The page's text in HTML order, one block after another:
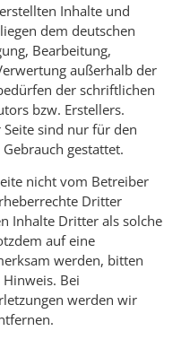
Inhalte und
dem deutschen
Bearbeitung,
außerhalb der
der schriftlichen
bzw. Erstellers.
sind nur für den
gestattet.
nicht vom Betreiber
Dritter
Inhalte Dritter als solche
auf eine
werden, bitten
Bei
werden wir